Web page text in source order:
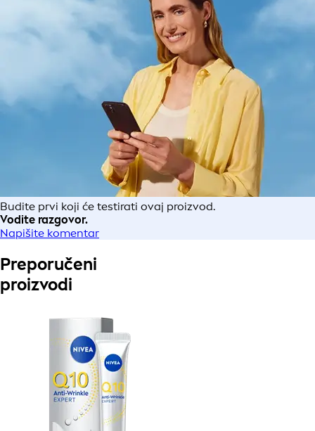
Budite prvi koji će testirati ovaj proizvod.
Vodite razgovor.
Napišite komentar
Preporučeni
proizvodi